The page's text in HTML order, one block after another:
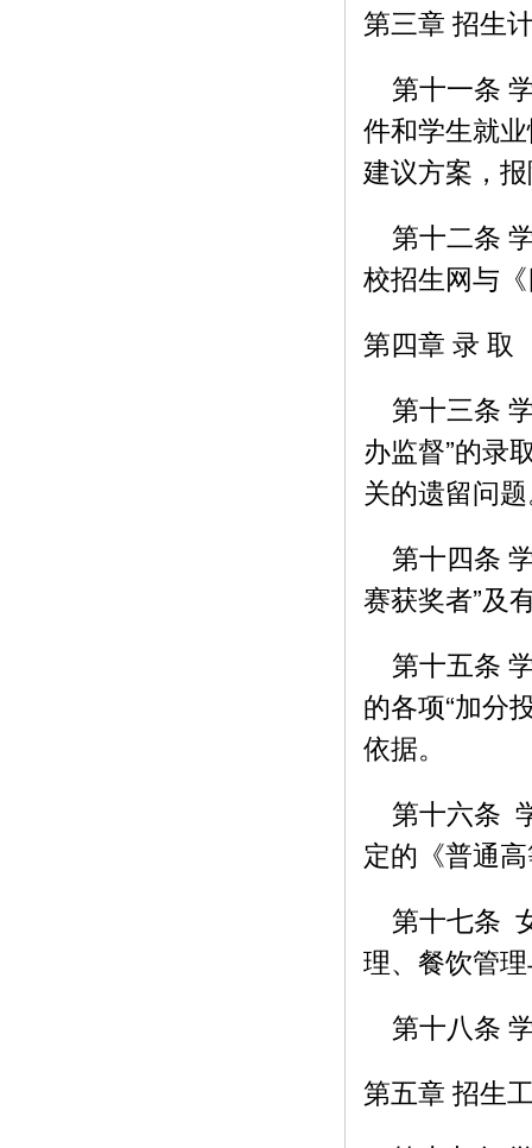
第三章 招生
第十一条
件和学生就
建议方案，
第十二条
校招生网与
第四章 录 取
第十三条
办监督”的录
关的遗留问
第十四条
赛获奖者”及
第十五条
的各项“加分
依据。
第十六条
定的《普通
第十七条
理、餐饮管
第十八条
第五章 招生